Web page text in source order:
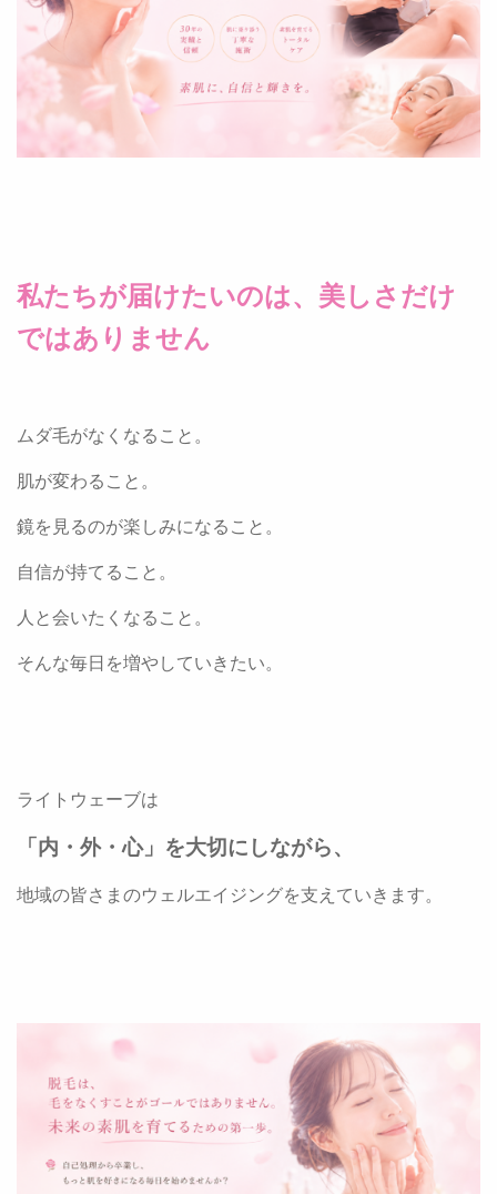
私たちが届けたいのは、美しさだけ
ではありません
ムダ毛がなくなること。
肌が変わること。
鏡を見るのが楽しみになること。
自信が持てること。
人と会いたくなること。
そんな毎日を増やしていきたい。
ライトウェーブは
「内・外・心」を大切にしながら、
地域の皆さまのウェルエイジングを支えていきます。